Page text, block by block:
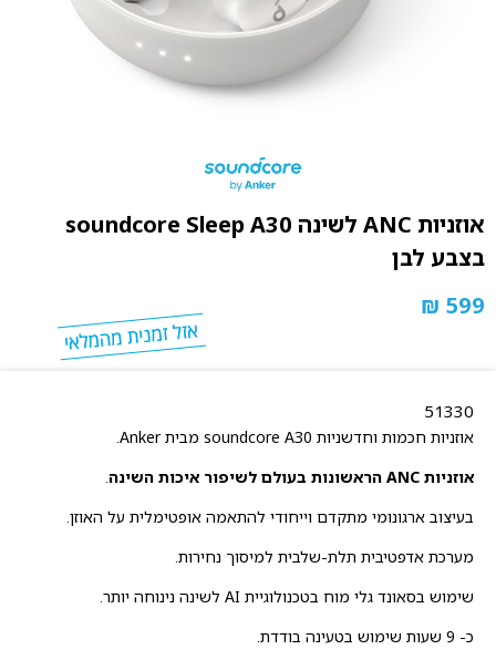
אוזניות ANC לשינה soundcore Sleep A30
בצבע לבן
599 ₪
51330
אוזניות חכמות וחדשניות soundcore A30 מבית Anker.
אוזניות ANC הראשונות בעולם לשיפור איכות השינה
.
בעיצוב ארגונומי מתקדם וייחודי להתאמה אופטימלית על האוזן.
מערכת אדפטיבית תלת-שלבית למיסוך נחירות.
שימוש בסאונד גלי מוח בטכנולוגיית AI לשינה נינוחה יותר.
כ- 9 שעות שימוש בטעינה בודדת.